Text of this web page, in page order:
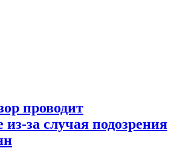
проводит
из-за случая подозрения